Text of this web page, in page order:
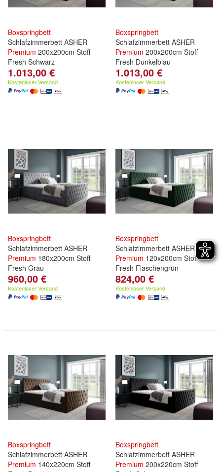
Boxspringbett
Schlafzimmerbett ASHER
Premium 200x200cm Stoff
Fresh Schwarz
1.013,00 €
Kostenloser Versand
Boxspringbett
Schlafzimmerbett ASHER
Premium 200x200cm Stoff
Fresh Dunkelblau
1.013,00 €
Kostenloser Versand
Boxspringbett
Schlafzimmerbett ASHER
Premium 180x200cm Stoff
Fresh Grau
960,00 €
Kostenloser Versand
Boxspringbett
Schlafzimmerbett ASHER
Premium 120x200cm Stoff
Fresh Flaschengrün
824,00 €
Kostenloser Versand
Boxspringbett
Schlafzimmerbett ASHER
Premium 140x220cm Stoff
Boxspringbett
Schlafzimmerbett ASHER
Premium 200x220cm Stoff